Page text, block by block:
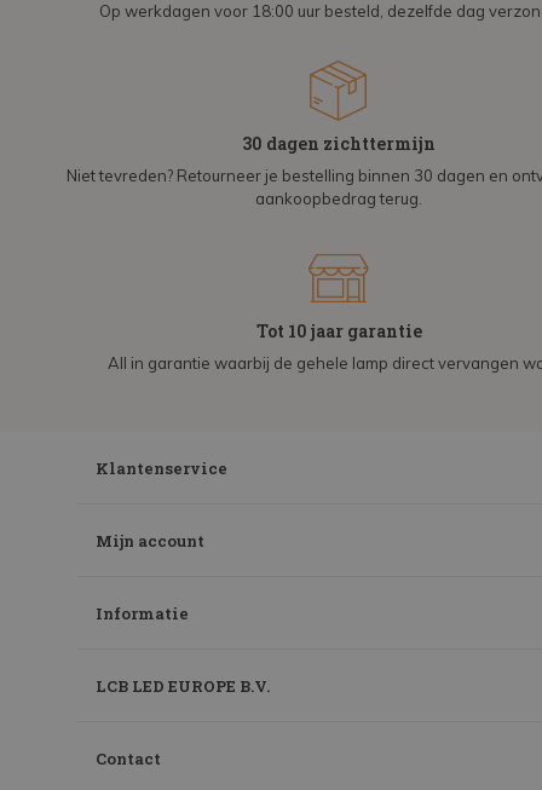
Op werkdagen voor 18:00 uur besteld, dezelfde dag
30 dagen zichttermijn
Niet tevreden? Retourneer je bestelling binnen 30 dagen en
aankoopbedrag terug.
Tot 10 jaar garantie
All in garantie waarbij de gehele lamp direct vervangen
Klantenservice
Mijn account
Informatie
LCB LED EUROPE B.V.
Contact